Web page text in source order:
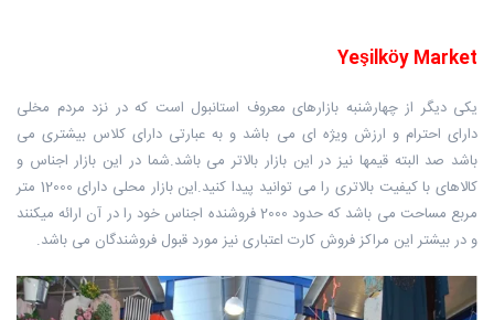
Yeşilköy Market
یکی دیگر از چهارشنبه بازارهای معروف استانبول است که در نزد مردم مخلی
دارای احترام و ارزش ویژه ای می باشد و به عبارتی دارای کلاس بیشتری می
باشد صد البته قیمها نیز در این بازار بالاتر می باشد.شما در این بازار اجناس و
کالاهای با کیفیت بالاتری را می توانید پیدا کنید.این بازار محلی دارای 12000 متر
مربع مساحت می باشد که حدود 2000 فروشنده اجناس خود را در آن ارائه میکنند
و در بیشتر این مراکز فروش کارت اعتباری نیز مورد قبول فروشندگان می باشد.